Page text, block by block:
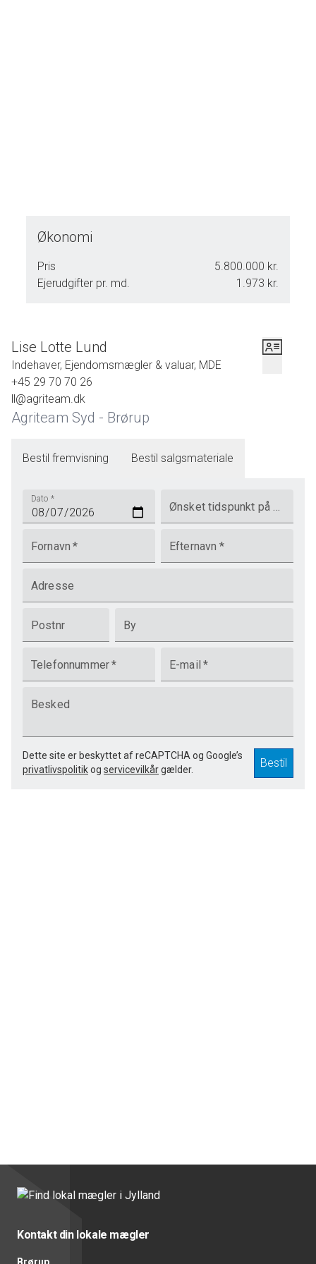
Økonomi
Pris
5.800.000 kr.
Ejerudgifter pr. md.
1.973 kr.
Lise Lotte Lund
Indehaver, Ejendomsmægler & valuar, MDE
+45 29 70 70 26
ll@agriteam.dk
Agriteam Syd - Brørup
Bestil fremvisning Bestil salgsmateriale
Dato *
Ønsket tidspunkt på dagen
Fornavn * Efternavn *
Adresse
Postnr By
Telefonnummer* E-mail *
Besked
Dette site er beskyttet af reCAPTCHA og Google’s
privatlivspolitikog servicevilkårgælder. Bestil
Kontakt din lokale mægler